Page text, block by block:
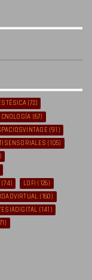
(72)
(67)
(91)
(105)
(74) LOFI (126)
(160)
(141)